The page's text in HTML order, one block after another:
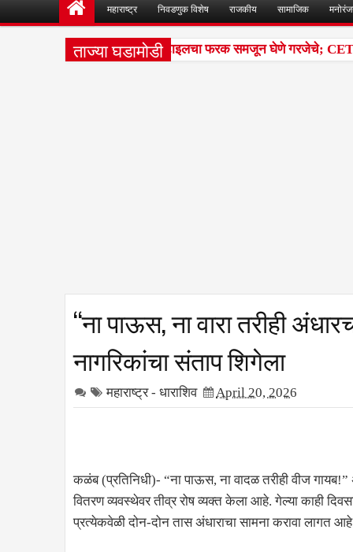
महाराष्ट्र निवडणुक विशेष राजकीय सामाजिक
ताज्या घडामोडी
परीक्षांतील टक्केवारी आणि पर्सेंटाइलचा फरक समजून घेणे गरजेचे; CET
“ना पाऊस, ना वारा तरीही
नागरिकांचा संताप शिगेला
महाराष्ट्र - धाराशिव April 20, 2026
कळंब (प्रतिनिधी)- “ना पाऊस, ना वादळ तरीही वीज
वितरण व्यवस्थेवर तीव्र रोष व्यक्त केला आहे. गेल्या काही
प्रत्येकवेळी दोन-दोन तास अंधाराचा सामना करावा लागत